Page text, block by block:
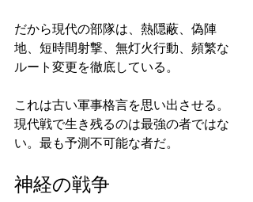
だから現代の部隊は、熱隠蔽、偽陣
地、短時間射撃、無灯火行動、頻繁な
ルート変更を徹底している。
これは古い軍事格言を思い出させる。
現代戦で生き残るのは最強の者ではな
い。最も予測不可能な者だ。
神経の戦争